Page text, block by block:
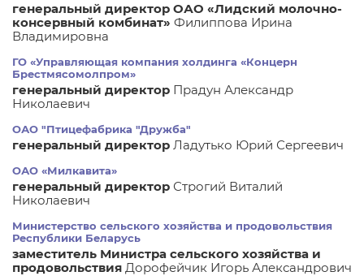
генеральный директор ОАО «Лидский молочно-
консервный комбинат» Филиппова Ирина
Владимировна
ГО «Управляющая компания холдинга «Концерн
Брестмясомолпром»
генеральный директор Прадун Александр
Николаевич
ОАО "Птицефабрика "Дружба"
генеральный директор Ладутько Юрий Сергеевич
ОАО «Милкавита»
генеральный директор Строгий Виталий
Николаевич
Министерство сельского хозяйства и продовольствия
Республики Беларусь
заместитель Министра сельского хозяйства и
продовольствия Дорофейчик Игорь Александрович